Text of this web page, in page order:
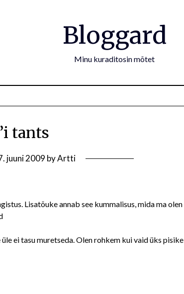
Bloggard
Minu kuraditosin mõtet
tants
juuni 2009 byArtti
Lisatõuke annab see kummalisus, mida ma olen
ei tasu muretseda. Olen rohkem kui vaid üks pisike